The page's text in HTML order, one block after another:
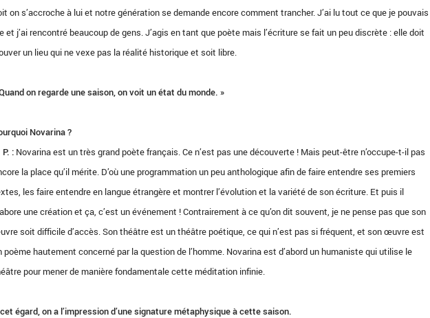
on s’accroche à lui et notre génération se demande encore comment trancher. J’ai lu tout ce que je pouvais
et j’ai rencontré beaucoup de gens. J’agis en tant que poète mais l’écriture se fait un peu discrète : elle doit
un lieu qui ne vexe pas la réalité historique et soit libre.
on regarde une saison, on voit un état du monde. »
Novarina ?
P. : Novarina est un très grand poète français. Ce n’est pas une découverte ! Mais peut-être n’occupe-t-il pas
la place qu’il mérite. D’où une programmation un peu anthologique afin de faire entendre ses premiers
les faire entendre en langue étrangère et montrer l’évolution et la variété de son écriture. Et puis il
une création et ça, c’est un événement ! Contrairement à ce qu’on dit souvent, je ne pense pas que son
soit difficile d’accès. Son théâtre est un théâtre poétique, ce qui n’est pas si fréquent, et son œuvre est
poème hautement concerné par la question de l’homme. Novarina est d’abord un humaniste qui utilise le
pour mener de manière fondamentale cette méditation infinie.
égard, on a l’impression d’une signature métaphysique à cette saison.